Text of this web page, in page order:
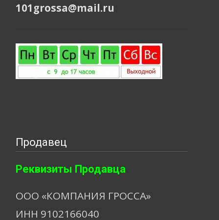
101grossa@mail.ru
Продавец
Реквизиты Продавца
ООО «КОМПАНИЯ ГРОССА»
ИНН 9102166040